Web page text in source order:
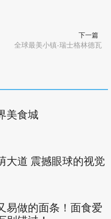
下一篇
全球最美小镇-瑞士格林德瓦
美食城
大道 震撼眼球的视觉
易做的面条！面食爱